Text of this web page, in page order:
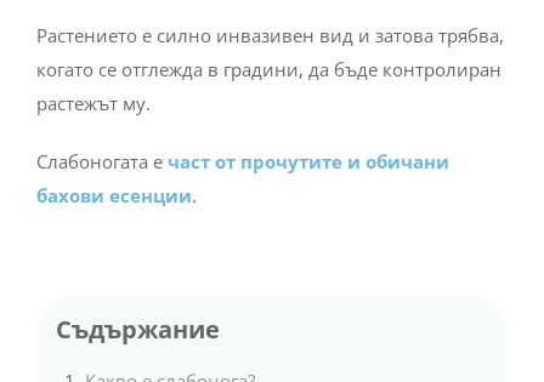
Растението е силно инвазивен вид и затова трябва,
когато се отглежда в градини, да бъде контролиран
растежът му.
Слабоногата е част от прочутите и обичани
бахови есенции.
Съдържание